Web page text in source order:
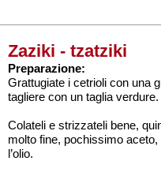
Zaziki - tzatziki
Preparazione:
Grattugiate i cetrioli con una
tagliere con un taglia verdure.
Colateli e strizzateli bene,
molto fine, pochissimo
l’olio.